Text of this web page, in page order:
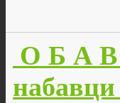
О Б А В
набавци